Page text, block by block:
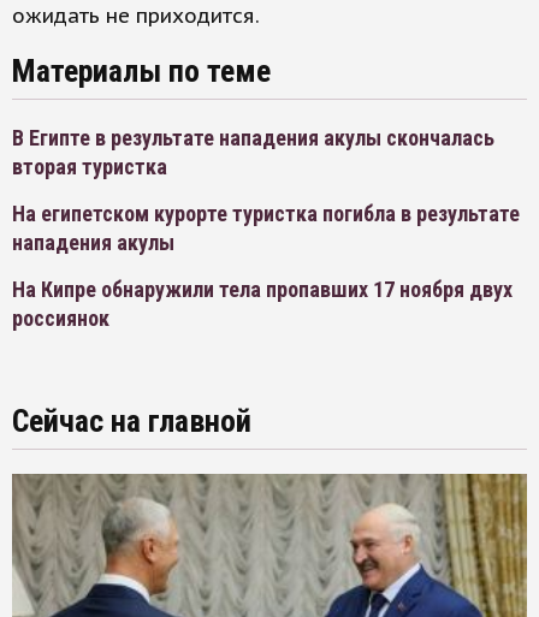
ожидать не приходится.
Материалы по теме
В Египте в результате нападения акулы скончалась
вторая туристка
На египетском курорте туристка погибла в результате
нападения акулы
На Кипре обнаружили тела пропавших 17 ноября двух
россиянок
Сейчас на главной